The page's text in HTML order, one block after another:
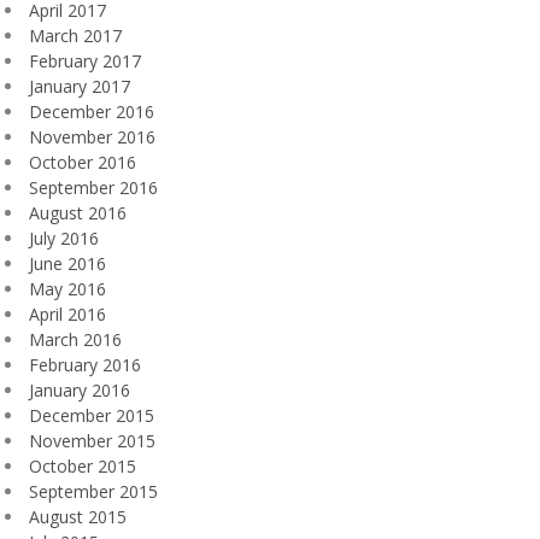
April 2017
March 2017
February 2017
January 2017
December 2016
November 2016
October 2016
September 2016
August 2016
July 2016
June 2016
May 2016
April 2016
March 2016
February 2016
January 2016
December 2015
November 2015
October 2015
September 2015
August 2015